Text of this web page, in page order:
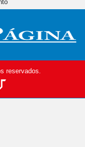
reservados.